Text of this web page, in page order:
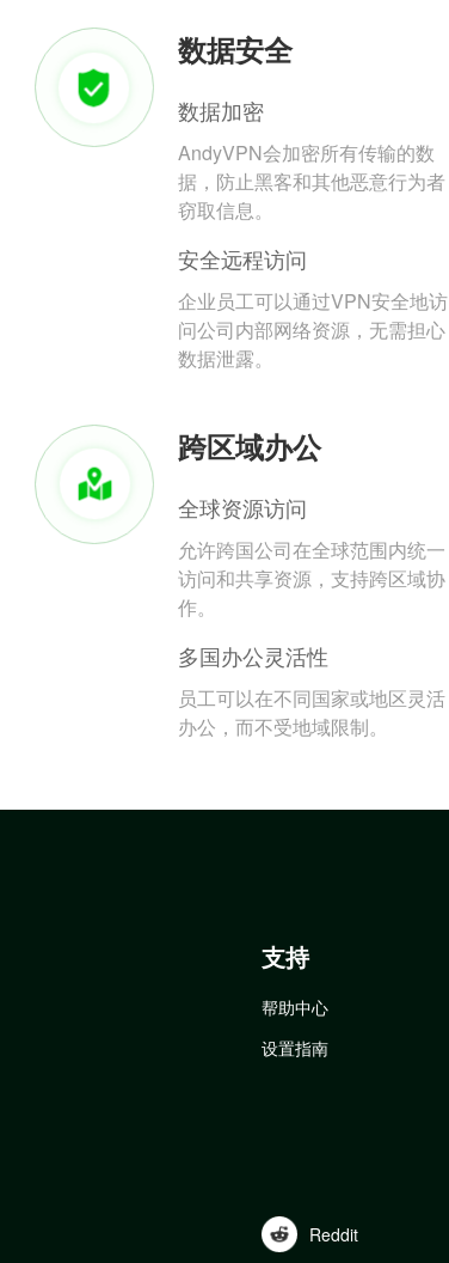
数据安全
数据加密
AndyVPN会加密所有传输的数
据，防止黑客和其他恶意行为者
窃取信息。
安全远程访问
企业员工可以通过VPN安全地访
问公司内部网络资源，无需担心
数据泄露。
跨区域办公
全球资源访问
允许跨国公司在全球范围内统一
访问和共享资源，支持跨区域协
作。
多国办公灵活性
员工可以在不同国家或地区灵活
办公，而不受地域限制。
支持
帮助中心
设置指南
Reddit